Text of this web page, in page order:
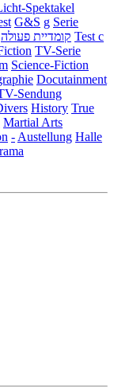
Spektakel
G&S g Serie
קומדיית פעולה Test c
TV-Serie
Science-Fiction
Docutainment
Sendung
History True
Martial Arts
-Austellung Halle